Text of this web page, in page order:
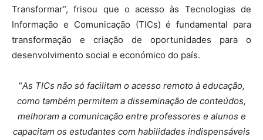
Transformar”, frisou que o acesso às Tecnologias de
Informação e Comunicação (TICs) é fundamental para
transformação e criação de oportunidades para o
desenvolvimento social e económico do país.
“As TICs não só facilitam o acesso remoto à educação,
como também permitem a disseminação de conteúdos,
melhoram a comunicação entre professores e alunos e
capacitam os estudantes com habilidades indispensáveis